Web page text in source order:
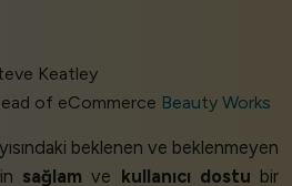
Keatley
of eCommerce Beauty Works
beklenen ve beklenmeyen
sağlam ve kullanıcı dostu bir